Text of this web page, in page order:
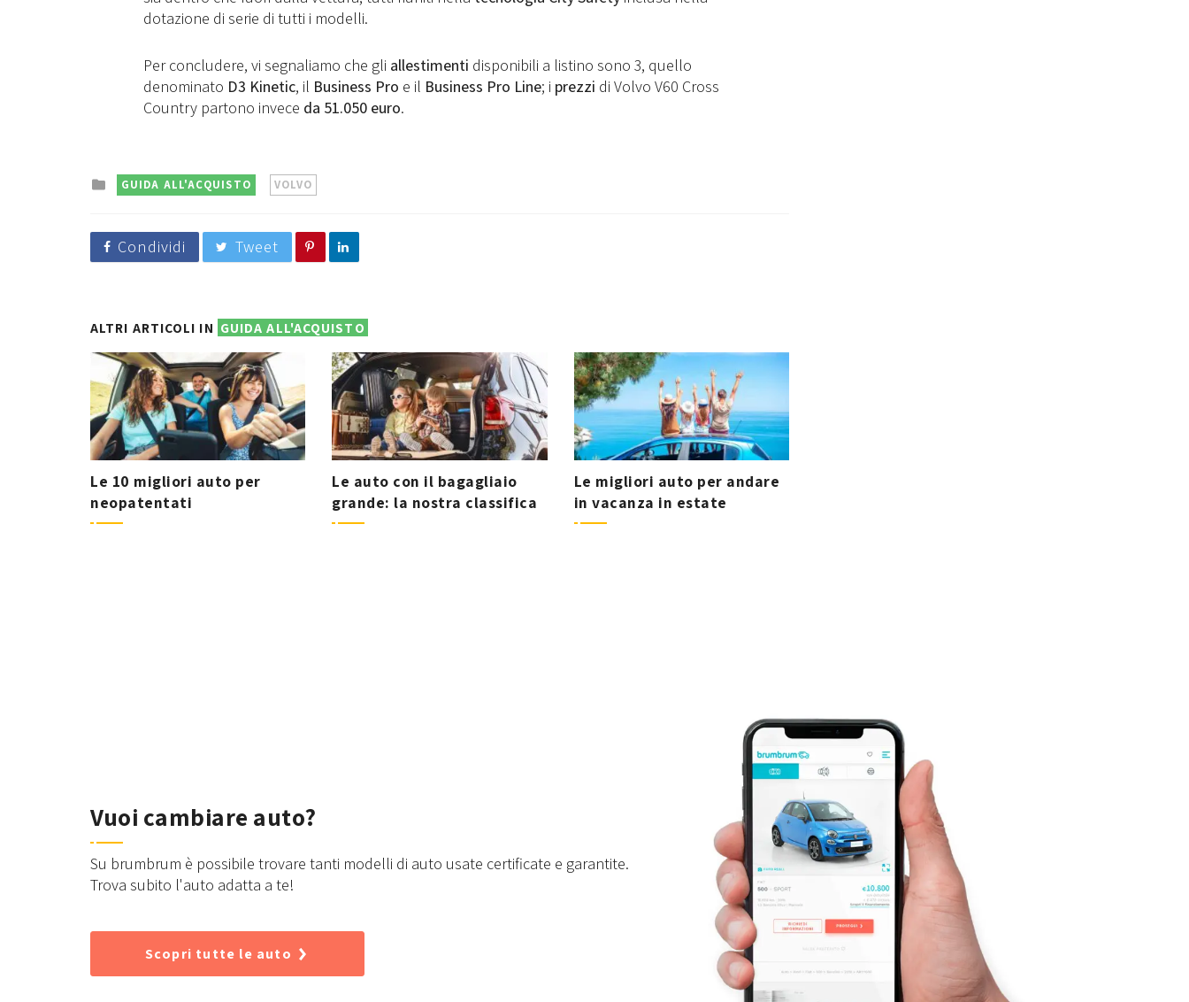
dotazione di serie di tutti i modelli.
Per concludere, vi segnaliamo che gli allestimenti disponibili a listino sono 3, quello
denominato D3 Kinetic, il Business Pro e il Business Pro Line; i prezzi di Volvo V60 Cross
Country partono invece da 51.050 euro.
Posted
GUIDA ALL'ACQUISTO VOLVO
Condividi Tweet
ALTRI ARTICOLI IN GUIDA ALL'ACQUISTO
Le 10 migliori auto per
neopatentati
Le auto con il bagagliaio
grande: la nostra classifica
Le migliori auto per andare
in vacanza in estate
Vuoi cambiare auto?
Su brumbrum è possibile trovare tanti modelli di auto usate certificate e garantite.
Trova subito l'auto adatta a te!
Scopri tutte le auto